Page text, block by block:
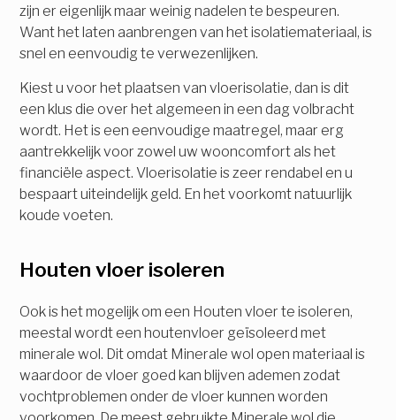
zijn er eigenlijk maar weinig nadelen te bespeuren.
Want het laten aanbrengen van het isolatiemateriaal, is
snel en eenvoudig te verwezenlijken.
Kiest u voor het plaatsen van vloerisolatie, dan is dit
een klus die over het algemeen in een dag volbracht
wordt. Het is een eenvoudige maatregel, maar erg
aantrekkelijk voor zowel uw wooncomfort als het
financiële aspect. Vloerisolatie is zeer rendabel en u
bespaart uiteindelijk geld. En het voorkomt natuurlijk
koude voeten.
Houten vloer isoleren
Ook is het mogelijk om een Houten vloer te isoleren,
meestal wordt een houtenvloer geïsoleerd met
minerale wol. Dit omdat Minerale wol open materiaal is
waardoor de vloer goed kan blijven ademen zodat
vochtproblemen onder de vloer kunnen worden